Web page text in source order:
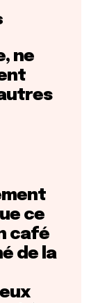
ne
ce
café
de la